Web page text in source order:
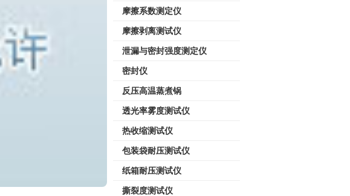
摩擦系数测定仪
摩擦剥离测试仪
泄漏与密封强度测定仪
密封仪
反压高温蒸煮锅
透光率雾度测试仪
热收缩测试仪
包装袋耐压测试仪
纸箱耐压测试仪
撕裂度测试仪